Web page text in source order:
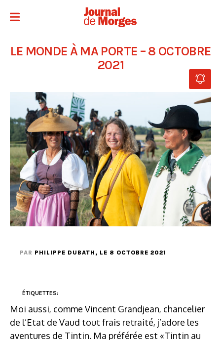
LE MONDE À MA PORTE – 8 OCTOBRE
2021
PAR PHILIPPE DUBATH , LE 8 OCTOBRE 2021
ÉTIQUETTES:
Moi aussi, comme Vincent Grandjean, chancelier
de l’Etat de Vaud tout frais retraité, j’adore les
aventures de Tintin. Ma préférée est «Tintin au